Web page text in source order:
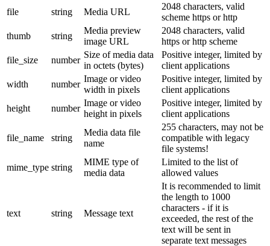
file string Media URL
2048 characters, valid
scheme https or http
thumb
string
Media preview
image URL
2048 characters, valid
https or http scheme
file_size
number
Size of media data
in octets (bytes)
Positive integer, limited by
client applications
width
number
Image or video
width in pixels
Positive integer, limited by
client applications
height
number
Image or video
height in pixels
Positive integer, limited by
client applications
file_name string
Media data file
name
255 characters, may not be
compatible with legacy
file systems!
mime_type string
MIME type of
media data
Limited to the list of
allowed values
text string Message text
It is recommended to limit
the length to 1000
characters - if it is
exceeded, the rest of the
text will be sent in
separate text messages